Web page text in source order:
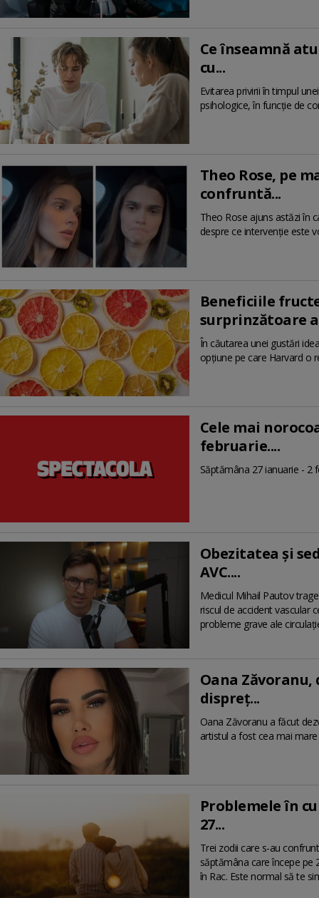
Ce înseamnă
cu...
Evitarea privirii în timpul
psihologice, în funcție de
Theo Rose, pe
confruntă...
Theo Rose ajuns astăzi în
despre ce intervenție este
Beneficiile
surprinzătoare
În căutarea unei gustări
opțiune pe care Harvard o
Cele mai
februarie....
Săptămâna 27 ianuarie - 2
Obezitatea și
AVC....
Medicul Mihail Pautov
riscul de accident vascular
probleme grave ale
Oana Zăvoranu,
dispreț...
Oana Zăvoranu a făcut
artistul a fost cea mai
Problemele în
27...
Trei zodii care s-au
săptămâna care începe pe
în Rac. Este normal să te